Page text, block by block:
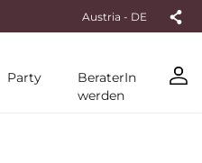
Austria - DE
Party
BeraterIn
werden